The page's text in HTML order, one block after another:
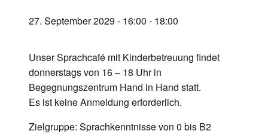
27. September 2029 - 16:00 - 18:00
Unser Sprachcafé mit Kinderbetreuung findet
donnerstags von 16 – 18 Uhr in
Begegnungszentrum Hand in Hand statt.
Es ist keine Anmeldung erforderlich.
Zielgruppe: Sprachkenntnisse von 0 bis B2